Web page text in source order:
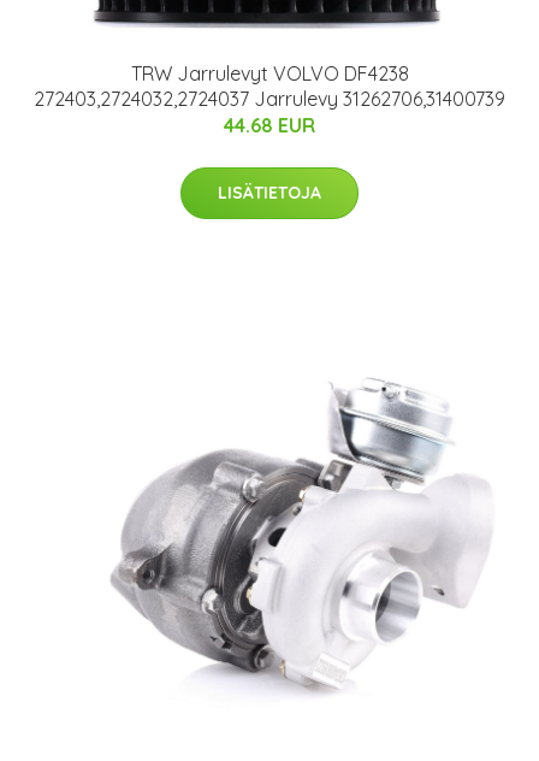
TRW Jarrulevyt VOLVO DF4238
272403,2724032,2724037 Jarrulevy 31262706,31400739
44.68 EUR
LISÄTIETOJA